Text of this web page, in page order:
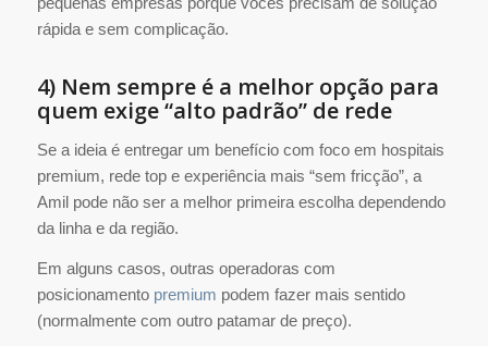
rápida e sem complicação.
4) Nem sempre é a melhor opção para
quem exige “alto padrão” de rede
Se a ideia é entregar um benefício com foco em hospitais
premium, rede top e experiência mais “sem fricção”, a
Amil pode não ser a melhor primeira escolha dependendo
da linha e da região.
Em alguns casos, outras operadoras com
posicionamento premium podem fazer mais sentido
(normalmente com outro patamar de preço).